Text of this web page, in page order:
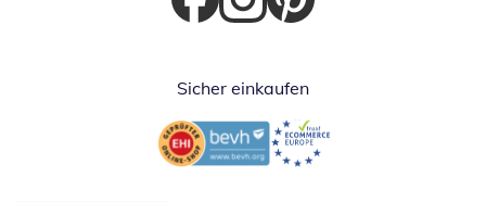
Öffnet in neuem Fenster
Öffnet in neuem Fenster
Öffnet in neuem Fenster
Sicher einkaufen
Öffnet in neuem FensterÖffnet in neuem Fenster